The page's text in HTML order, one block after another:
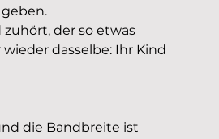
der so etwas
dasselbe: Ihr Kind
die Bandbreite ist